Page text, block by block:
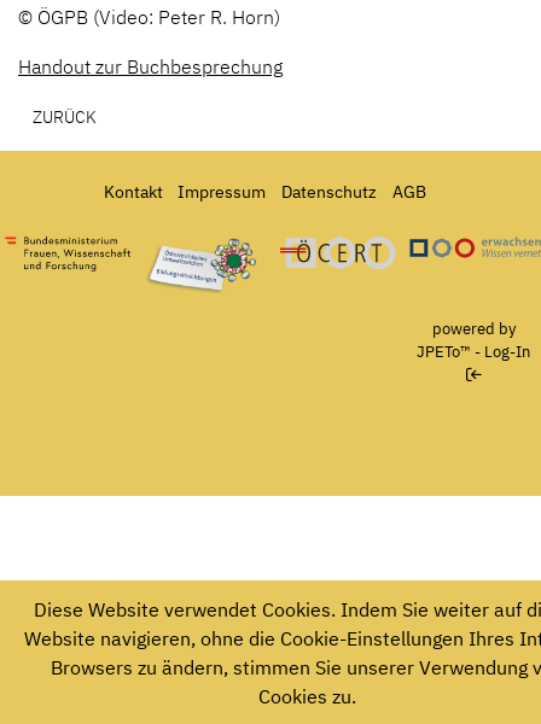
© ÖGPB (Video: Peter R. Horn)
Handout zur Buchbesprechung
ZURÜCK
Kontakt Impressum Datenschutz AGB
Bundesministerium für Frauen, Wissenschaft und Forschung
Österreichisches Umweltzeichen für
Ö-Cert
powered by
JPETo™ - Log-In
Diese Website verwendet Cookies. Indem Sie weiter auf
Website navigieren, ohne die Cookie-Einstellungen Ihres
Browsers zu ändern, stimmen Sie unserer Verwendung
Cookies zu.